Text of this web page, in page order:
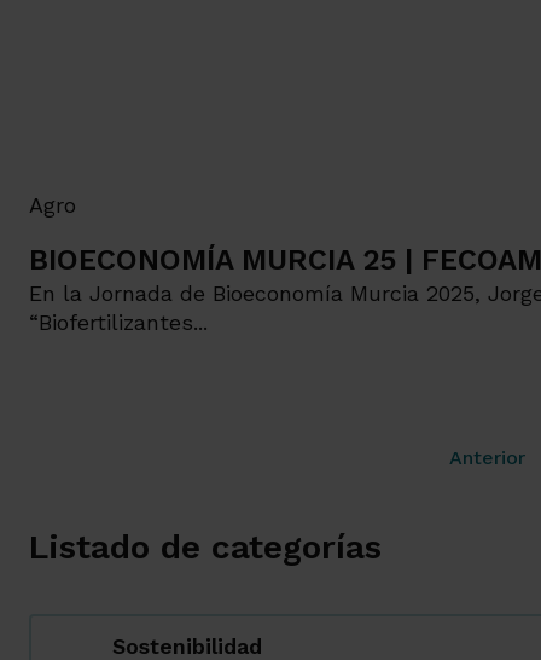
Agro
BIOECONOMÍA MURCIA 25 | FECOAM
En la Jornada de Bioeconomía Murcia 2025,
“Biofertilizantes...
Anterior
Listado de categorías
Sostenibilidad